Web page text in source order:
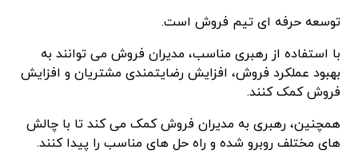
توسعه حرفه ای تیم فروش است.
با استفاده از رهبری مناسب، مدیران فروش می توانند به
بهبود عملکرد فروش، افزایش رضایتمندی مشتریان و افزایش
فروش کمک کنند.
همچنین، رهبری به مدیران فروش کمک می کند تا با چالش
های مختلف روبرو شده و راه حل های مناسب را پیدا کنند.